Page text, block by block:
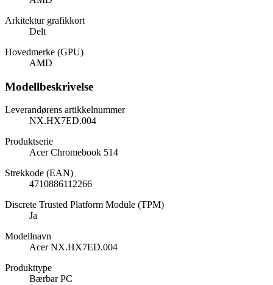
Arkitektur grafikkort
Delt
Hovedmerke (GPU)
AMD
Modellbeskrivelse
Leverandørens artikkelnummer
NX.HX7ED.004
Produktserie
Acer Chromebook 514
Strekkode (EAN)
4710886112266
Discrete Trusted Platform Module (TPM)
Ja
Modellnavn
Acer NX.HX7ED.004
Produkttype
Bærbar PC